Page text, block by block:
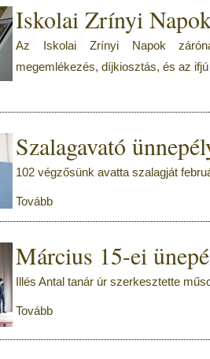
Iskolai Zrínyi
Az Iskolai Zrínyi Napok
megemlékezés, díjkiosztás, és az
Szalagavató
102 végzősünk avatta szalagját
Tovább
Március 15-ei
Illés Antal tanár úr szerkesztette
Tovább